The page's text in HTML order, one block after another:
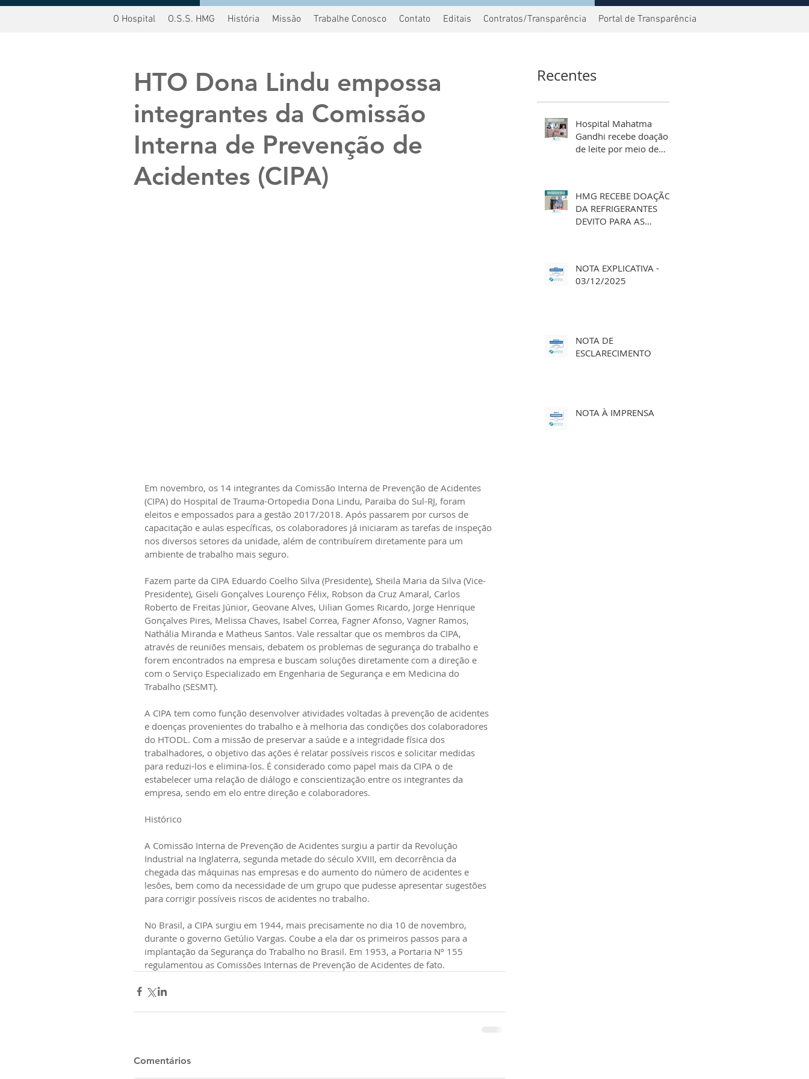
O Hospital O.S.S. HMG História Missão Trabalhe Conosco Contato Editais Contratos/Transparência Portal de Transparência
HTO Dona Lindu empossa
integrantes da Comissão
Interna de Prevenção de
Acidentes (CIPA)
Em novembro, os 14 integrantes da Comissão Interna de Prevenção de Acidentes
(CIPA) do Hospital de Trauma-Ortopedia Dona Lindu, Paraiba do Sul-RJ, foram
eleitos e empossados para a gestão 2017/2018. Após passarem por cursos de
capacitação e aulas específicas, os colaboradores já iniciaram as tarefas de inspeção
nos diversos setores da unidade, além de contribuírem diretamente para um
ambiente de trabalho mais seguro.
Fazem parte da CIPA Eduardo Coelho Silva (Presidente), Sheila Maria da Silva (Vice-
Presidente), Giseli Gonçalves Lourenço Félix, Robson da Cruz Amaral, Carlos
Roberto de Freitas Júnior, Geovane Alves, Uilian Gomes Ricardo, Jorge Henrique
Gonçalves Pires, Melissa Chaves, Isabel Correa, Fagner Afonso, Vagner Ramos,
Nathália Miranda e Matheus Santos. Vale ressaltar que os membros da CIPA,
através de reuniões mensais, debatem os problemas de segurança do trabalho e
forem encontrados na empresa e buscam soluções diretamente com a direção e
com o Serviço Especializado em Engenharia de Segurança e em Medicina do
Trabalho (SESMT).
A CIPA tem como função desenvolver atividades voltadas à prevenção de acidentes
e doenças provenientes do trabalho e à melhoria das condições dos colaboradores
do HTODL. Com a missão de preservar a saúde e a integridade física dos
trabalhadores, o objetivo das ações é relatar possíveis riscos e solicitar medidas
para reduzi-los e elimina-los. É considerado como papel mais da CIPA o de
estabelecer uma relação de diálogo e conscientização entre os integrantes da
empresa, sendo em elo entre direção e colaboradores.
Histórico
A Comissão Interna de Prevenção de Acidentes surgiu a partir da Revolução
Industrial na Inglaterra, segunda metade do século XVIII, em decorrência da
chegada das máquinas nas empresas e do aumento do número de acidentes e
lesões, bem como da necessidade de um grupo que pudesse apresentar sugestões
para corrigir possíveis riscos de acidentes no trabalho.
No Brasil, a CIPA surgiu em 1944, mais precisamente no dia 10 de novembro,
durante o governo Getúlio Vargas. Coube a ela dar os primeiros passos para a
implantação da Segurança do Trabalho no Brasil. Em 1953, a Portaria Nº 155
regulamentou as Comissões Internas de Prevenção de Acidentes de fato.
Comentários
Recentes
Hospital Mahatma
Gandhi recebe doação
de leite por meio de
HMG RECEBE DOAÇÃO
DA REFRIGERANTES
DEVITO PARA AS
NOTA EXPLICATIVA -
03/12/2025
NOTA DE
ESCLARECIMENTO
NOTA À IMPRENSA